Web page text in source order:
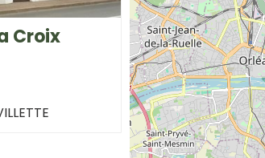
Croix